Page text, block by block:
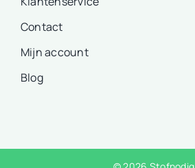
Contact
Mijn account
Blog